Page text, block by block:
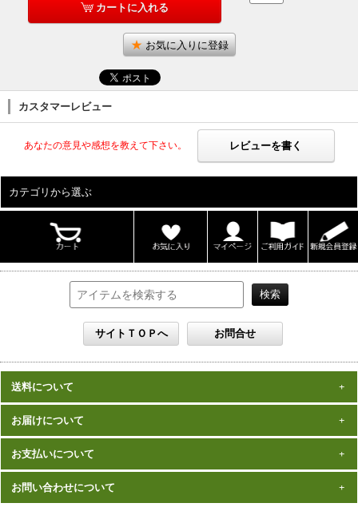
カートに入れる
お気に入りに登録
カスタマーレビュー
あなたの意見や感想を教えて下さい。 レビューを書く
カテゴリから選ぶ
女性写真集
セット
送料について
数量、価格に関わらず
※沖縄の送料は1,500円となります。
※商品により諸事情で金額が変更する場合もございます。
※同梱不可の商品もございますのでご注意ください。
お届けについて
在庫がある商品につきましては、
お届けとなります。
予約商品は、特典完成後の発送となりますので、
発売（予定）日
から１～２ヶ月程度でのお届けとなります
お支払いについて
クレジットカード・代金引換がご利用になれます。
お問い合わせについて